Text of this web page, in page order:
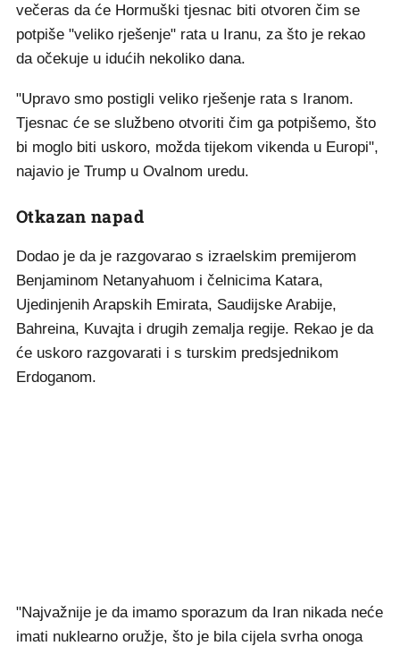
večeras da će Hormuški tjesnac biti otvoren čim se
potpiše "veliko rješenje" rata u Iranu, za što je rekao
da očekuje u idućih nekoliko dana.
"Upravo smo postigli veliko rješenje rata s Iranom.
Tjesnac će se službeno otvoriti čim ga potpišemo, što
bi moglo biti uskoro, možda tijekom vikenda u Europi",
najavio je Trump u Ovalnom uredu.
Otkazan napad
Dodao je da je razgovarao s izraelskim premijerom
Benjaminom Netanyahuom i čelnicima Katara,
Ujedinjenih Arapskih Emirata, Saudijske Arabije,
Bahreina, Kuvajta i drugih zemalja regije. Rekao je da
će uskoro razgovarati i s turskim predsjednikom
Erdoganom.
"Najvažnije je da imamo sporazum da Iran nikada neće
imati nuklearno oružje, što je bila cijela svrha onoga